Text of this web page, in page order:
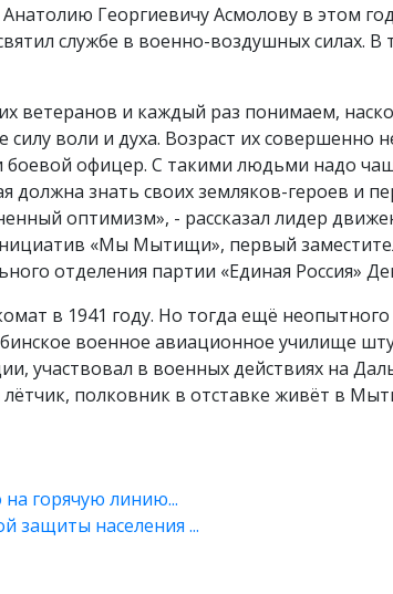
Георгиевичу Асмолову в этом
службе в военно-воздушных силах. В
ветеранов и каждый раз понимаем,
воли и духа. Возраст их совершенно
боевой офицер. С такими людьми надо
знать своих земляков-героев и
оптимизм», - рассказал лидер
«Мы Мытищи», первый
отделения партии «Единая Россия»
в 1941 году. Но тогда ещё
военное авиационное училище
участвовал в военных действиях на
полковник в отставке живёт в
на горячую линию...
защиты населения ...